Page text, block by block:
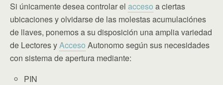
Si únicamente desea controlar el acceso a ciertas
ubicaciones y olvidarse de las molestas acumulaciónes
de llaves, ponemos a su disposición una amplia variedad
de Lectores yAcceso Autonomo según sus necesidades
con sistema de apertura mediante:
PIN